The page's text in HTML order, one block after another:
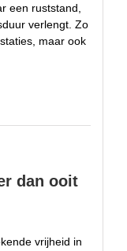
een ruststand,
verlengt. Zo
maar ook
dan ooit
vrijheid in